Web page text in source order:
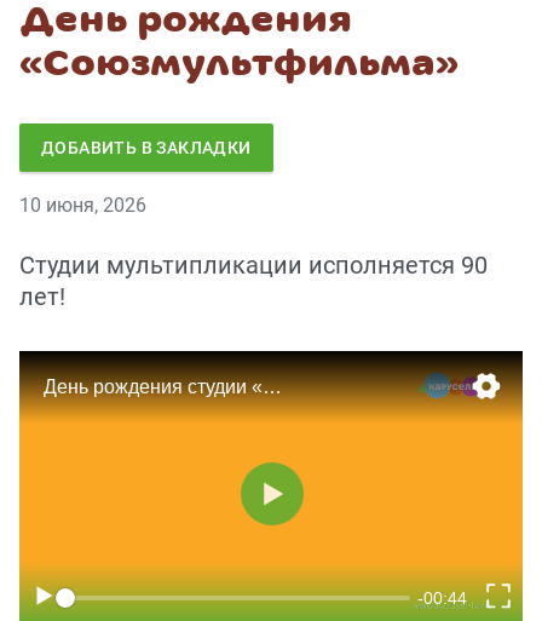
День рождения
«Союзмультфильма»
ДОБАВИТЬ В ЗАКЛАДКИ
10 июня, 2026
Студии мультипликации исполняется 90
лет!